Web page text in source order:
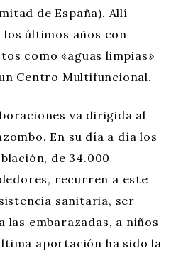
de España). Allí
últimos años con
como «aguas limpias»
Centro Multifuncional.
va dirigida al
En su día a día los
de 34.000
recurren a este
sanitaria, ser
las embarazadas, a niños
aportación ha sido la